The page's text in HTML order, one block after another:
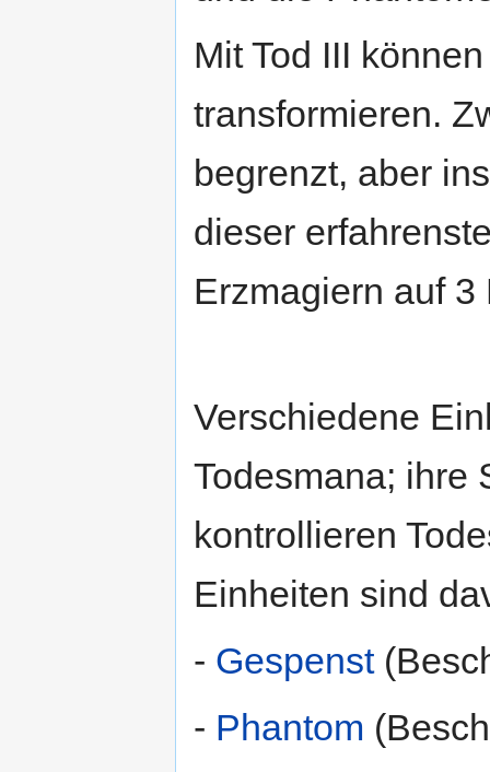
Mit Tod III
transformieren.
begrenzt, aber
dieser
Erzmagiern auf
Verschiedene
Todesmana; ihre
kontrollieren
Einheiten sind
- Gespenst
- Phantom